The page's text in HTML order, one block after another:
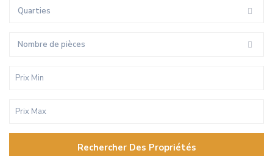
Quarties
Nombre de pièces
Rechercher Des Propriétés